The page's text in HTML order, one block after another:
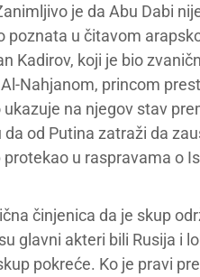
je da Abu Dabi
poznata u čitavom
Kadirov, koji je bio
Nahjanom, princom
na njegov stav
od Putina zatraži da
u raspravama o
činjenica da je skup
glavni akteri bili Rusija i
pokreće. Ko je pravi